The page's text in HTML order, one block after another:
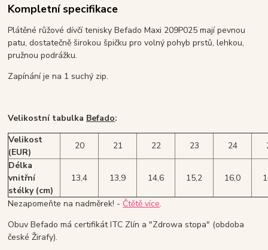
Kompletní specifikace
Plátěné růžové dívčí tenisky Befado Maxi 209P025 mají pevnou
patu, dostatečně širokou špičku pro volný pohyb prstů, lehkou,
pružnou podrážku.
Zapínání je na 1 suchý zip.
Velikostní tabulka Befado:
Velikost
(EUR)
20 21 22 23 24
Délka
vnitřní
stélky (cm)
13,4 13,9 14,6 15,2 16,0
Nezapomeňte na nadměrek! - Čtětě více.
Obuv Befado má certifikát ITC Zlín a "Zdrowa stopa" (obdoba
české Žirafy).